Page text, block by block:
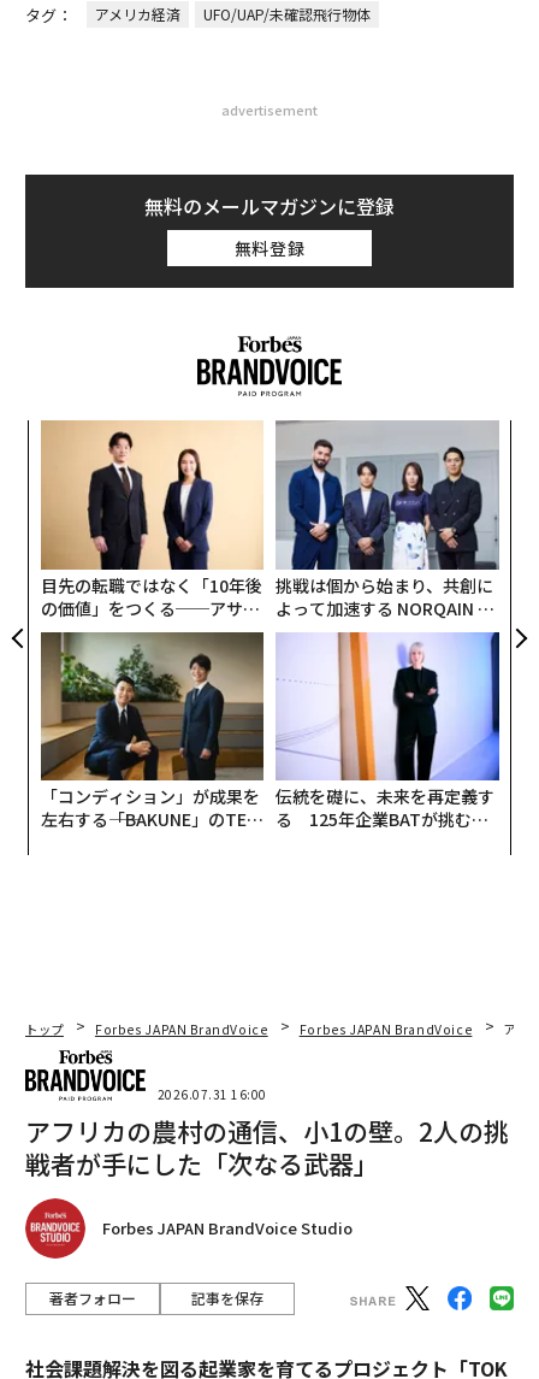
タグ： アメリカ経済 UFO/UAP/未確認飛行物体
advertisement
無料のメールマガジンに登録
無料登録
目先の転職ではなく「10年後
の価値」をつくる──アサイ
ンの長期伴走型支援とは
挑戦は個から始まり、共創に
よって加速する NORQAIN JA
PAN 特別座談会
「コンディション」が成果を
左右する――「BAKUNE」のTEN
伝統を礎に、未来を再定義す
る 125年企業BATが挑むス
トップ Forbes JAPAN BrandVoice Forbes JAPAN BrandVoice アフ
2026.07.31 16:00
アフリカの農村の通信、小1の壁。2人の挑
戦者が手にした「次なる武器」
Forbes JAPAN BrandVoice Studio
著者フォロー 記事を保存
社会課題解決を図る起業家を育てるプロジェクト「TOK